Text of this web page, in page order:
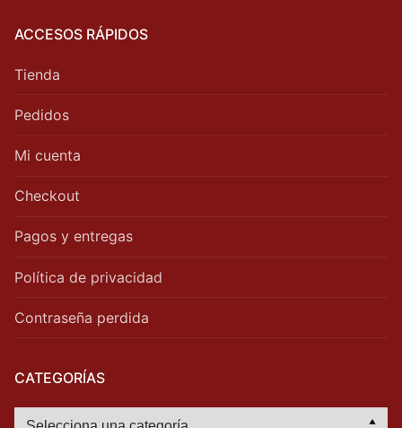
ACCESOS RÁPIDOS
Tienda
Pedidos
Mi cuenta
Checkout
Pagos y entregas
Política de privacidad
Contraseña perdida
CATEGORÍAS